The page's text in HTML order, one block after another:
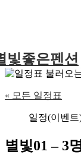
빛좋은펜션
« 모든 일정표
일정(이벤
별빛01 – 3